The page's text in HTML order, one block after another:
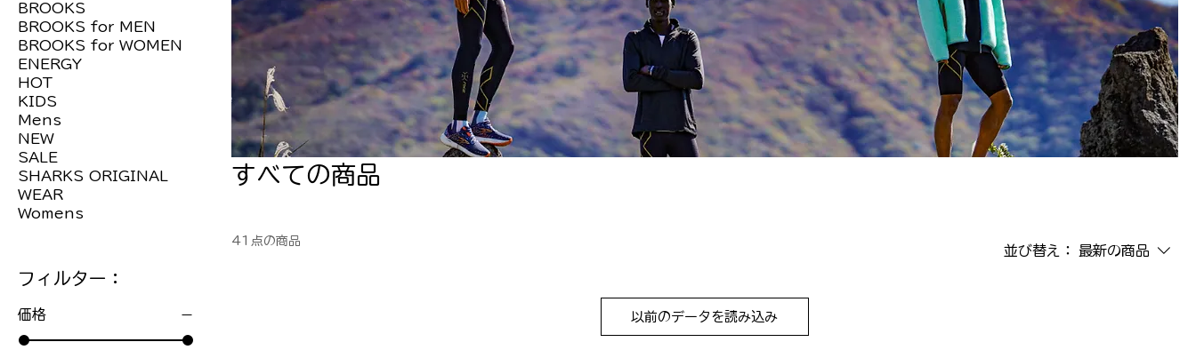
BROOKS
BROOKS for MEN
BROOKS for WOMEN
ENERGY
HOT
KIDS
Mens
NEW
SALE
SHARKS ORIGINAL
WEAR
Womens
フィルター：
価格
すべての商品
41点の商品
並び替え： 最新の商品
以前のデータを読み込み